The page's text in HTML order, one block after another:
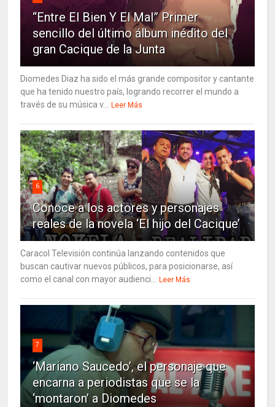
“Entre El Bien Y El Mal” Primer
sencillo del último álbum inédito del
gran Cacique de la Junta
Diomedes Diaz ha sido el más grande compositor y cantante
que ha tenido nuestro país, logrando recorrer el mundo a
través de su música v...
Leer Más
6
Conoce a los actores y personajes
reales de la novela ‘El hijo del Cacique’
Caracol Televisión continúa lanzando contenidos que
buscan cautivar nuevos públicos, para posicionarse, así
como el canal con mayor audienci...
Leer Más
7
‘Mariano Saucedo’, el personaje que
encarna a periodistas que se la
‘montaron’ a Diomedes